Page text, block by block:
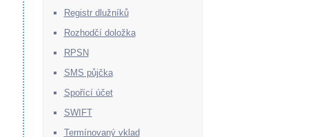
Registr dlužníků
Rozhodčí doložka
RPSN
SMS půjčka
Spořící účet
SWIFT
Termínovaný vklad